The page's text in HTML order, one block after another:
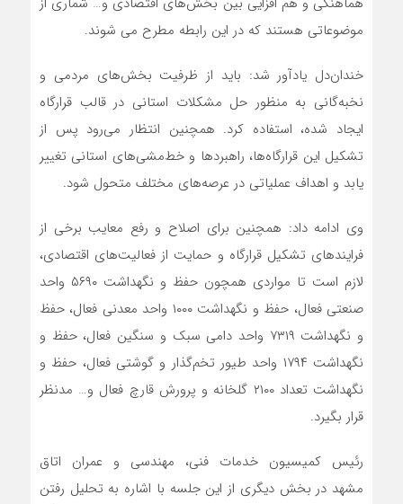
موضوعاتی هستند که در این رابطه مطرح می شوند.
خندان‌دل یادآور شد: باید از ظرفیت بخش‌های مردمی و
نخبه‌گانی به منظور حل مشکلات استانی در قالب قرارگاه
ایجاد شده، استفاده کرد. همچنین انتظار می‌رود پس از
تشکیل این قرارگاه‌ها، راهبردها و خط‌مشی‌های استانی تغییر
یابد و اهداف عملیاتی در عرصه‌های مختلف متحول شود.
وی ادامه داد: همچنین برای اصلاح و رفع معایب برخی از
فرایندهای تشکیل قرارگاه و حمایت از فعالیت‌های اقتصادی،
لازم است تا مواردی همچون حفظ و نگهداشت ۵۶۹۰ واحد
صنعتی فعال، حفظ و نگهداشت ۱۰۰۰ واحد معدنی فعال، حفظ
و نگهداشت ۷۳۱۹ واحد دامی سبک و سنگین فعال، حفظ و
نگهداشت ۱۷۹۴ واحد طیور تخم‌گذار و گوشتی فعال، حفظ و
نگهداشت تعداد ۲۱۰۰ گلخانه و پرورش قارچ فعال و… مدنظر
قرار بگیرد.
رئیس کمیسیون خدمات فنی، مهندسی و عمران اتاق
مشهد در بخش دیگری از این جلسه با اشاره به تحلیل رفتن